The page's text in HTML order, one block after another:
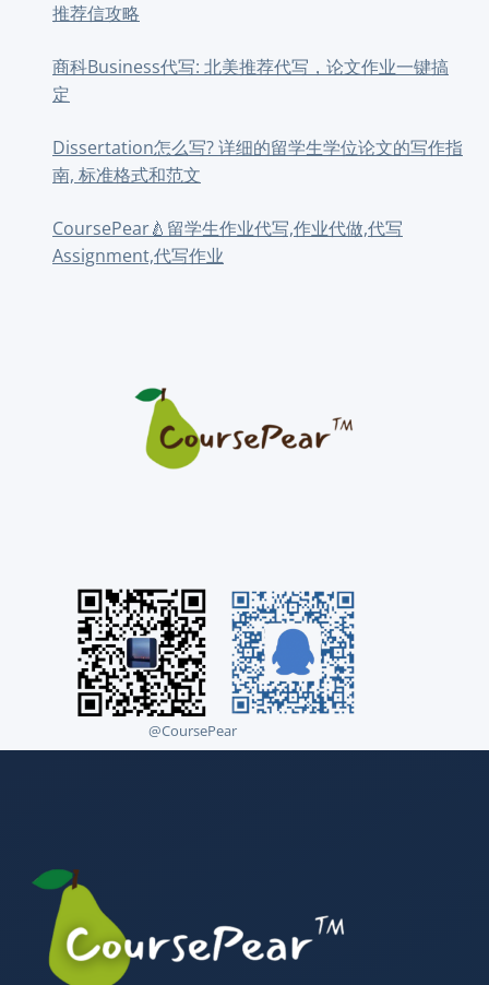
推荐信攻略
商科Business代写: 北美推荐代写，论文作业一键搞
定
Dissertation怎么写? 详细的留学生学位论文的写作指
南, 标准格式和范文
CoursePear🍐留学生作业代写,作业代做,代写
Assignment,代写作业
@CoursePear